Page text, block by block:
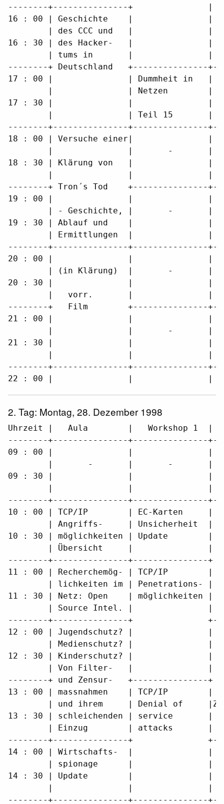
--------+---------------+               |
16 : 00 | Geschichte    |               |
| des CCC und   |               |
16 : 30 | des Hacker-   |
| tums in       |               |
--------+ Deutschland   +---------------
17 : 00 |               | Dummheit in   |
|               | Netzen        |
17 : 30 |               |               |
|               | Teil 15       |
--------+---------------+---------------
18 : 00 | Versuche einer|
|               |       -       |
18 : 30 | Klärung von   |
|               |               |
--------+ Tron´s Tod    +---------------
19 : 00 |               |
| - Geschichte, |       -       |
19 : 30 | Ablauf und    |
| Ermittlungen  |               |
--------+---------------+---------------
20 : 00 |               |
| (in Klärung)  |       -       |
20 : 30 |               |
|   vorr.       |               |
--------+   Film        +---------------
21 : 00 |               |
|               |       -       |
21 : 30 |               |
|               |               |
--------+---------------+---------------
22 : 00 |               |               |
2. Tag: Montag, 28. Dezember 1998
Uhrzeit |   Aula        |   Workshop 1  |
--------+---------------+---------------
09 : 00 |               |               |
|       -       |       -       |
09 : 30 |               |
|               |               |
--------+---------------+---------------
10 : 00 | TCP/IP        | EC-Karten
| Angriffs-     | Unsicherheit  |
10 : 30 | möglichkeiten | Update
| Übersicht     |               |
--------+---------------+---------------
11 : 00 | Recherchemög- | TCP/IP
| lichkeiten im | Penetrations- |
11 : 30 | Netz: Open    |
| Source Intel. |               |
--------+---------------+
12 : 00 | Jugendschutz? |               |
| Medienschutz? |               |
12 : 30 | Kinderschutz? |               |
| Von Filter-   |               |
--------+ und Zensur-
13 : 00 | massnahmen    | TCP/IP
| und ihrem     | Denial of
13 : 30 | schleichenden | service
| Einzug        | attacks       |
--------+---------------+
14 : 00 | Wirtschafts-  |               |
| spionage      |               |
14 : 30 | Update        |               |
|               |               |
--------+---------------+---------------